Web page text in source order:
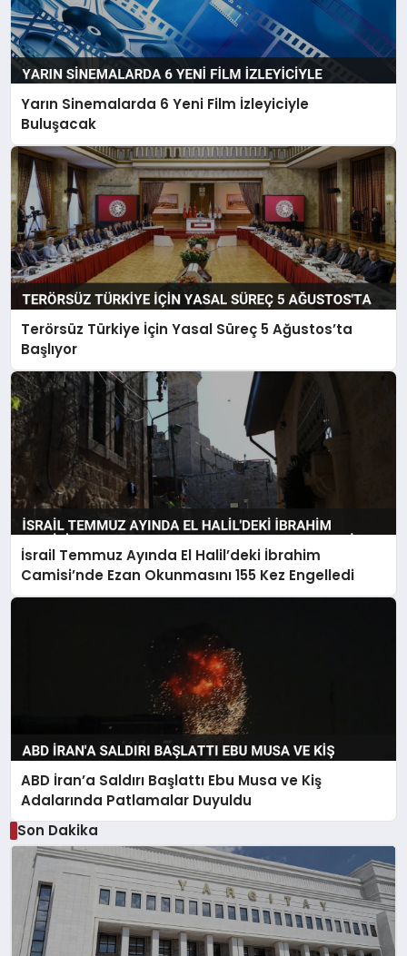
Yarın Sinemalarda 6 Yeni Film İzleyiciyle
Buluşacak
Terörsüz Türkiye İçin Yasal Süreç 5 Ağustos’ta
Başlıyor
İsrail Temmuz Ayında El Halil’deki İbrahim
Camisi’nde Ezan Okunmasını 155 Kez Engelledi
ABD İran’a Saldırı Başlattı Ebu Musa ve Kiş
Adalarında Patlamalar Duyuldu
Son Dakika